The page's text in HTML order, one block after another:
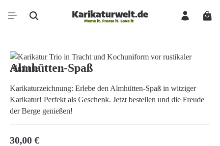
Zum Hauptinhalt springen
Bildergalerie überspringen
Almhütten-Spaß
Karikaturzeichnung: Erlebe den Almhütten-Spaß in witziger
Karikatur! Perfekt als Geschenk. Jetzt bestellen und die Freude
der Berge genießen!
Regulärer Preis:
30,00 €